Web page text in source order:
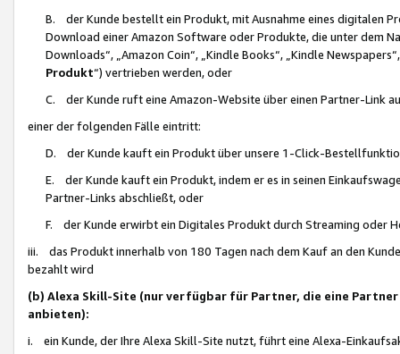
B. der Kunde bestellt ein Produkt, mit Ausnahme eines digitalen
Download einer Amazon Software oder Produkte, die unter dem
Downloads“, „Amazon Coin“, „Kindle Books“, „Kindle
Produkt“) vertrieben werden, oder
C. der Kunde ruft eine Amazon-Website über einen Partner-Link
einer der folgenden Fälle eintritt:
D. der Kunde kauft ein Produkt über unsere 1-Click-
E. der Kunde kauft ein Produkt, indem er es in seinen
Partner-Links abschließt, oder
F. der Kunde erwirbt ein Digitales Produkt durch Streaming oder
iii. das Produkt innerhalb von 180 Tagen nach dem Kauf an den
bezahlt wird
(b) Alexa Skill-Site (nur verfügbar für Partner, die eine
anbieten):
i. ein Kunde, der Ihre Alexa Skill-Site nutzt, führt eine Alexa-